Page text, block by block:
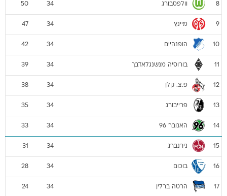
8 וולפסבורג 34
50
9 מיינץ 34
47
10 הופנהיים 34
42
11 בורוסיה מנשנגלאדבך 34
39
12 פ.צ. קלן 34
38
13 פרייבורג 34
35
14 האנובר 96 34
33
15 נירנברג 34
31
16 בוכום 34
28
17 הרטה ברלין 34
24